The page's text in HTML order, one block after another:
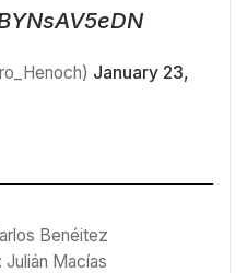
January 23,
Benéitez
Macías